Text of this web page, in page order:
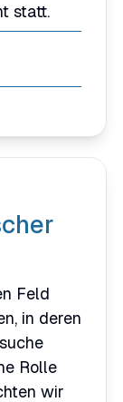
statt.
Feld
in deren
Rolle
wir